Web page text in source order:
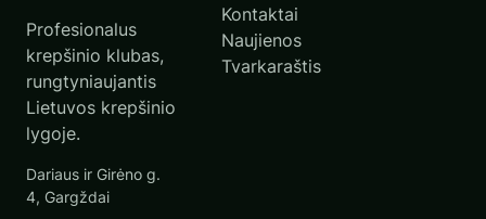
Profesionalus
krepšinio klubas,
rungtyniaujantis
Lietuvos krepšinio
lygoje.
Dariaus ir Girėno g.
4, Gargždai
Kontaktai
Naujienos
Tvarkaraštis